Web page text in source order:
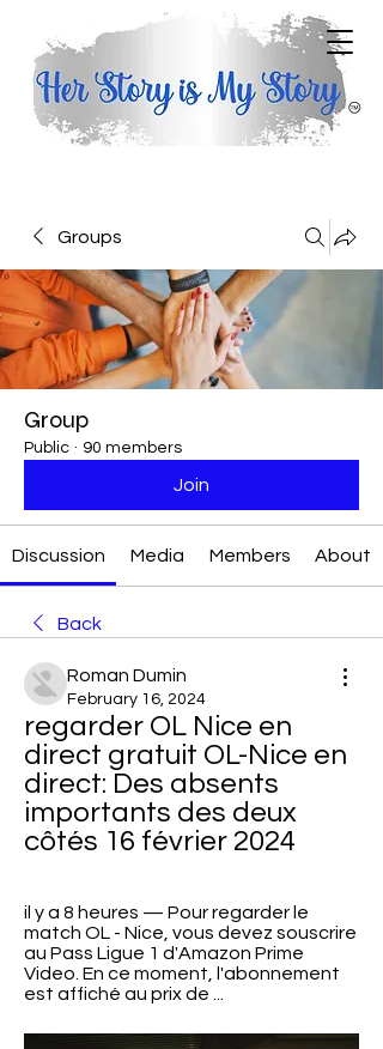
Groups
Group
Public · 90 members
Join
Discussion Media Members About
Back
Roman Dumin
February 16, 2024
regarder OL Nice en
direct gratuit OL-Nice en
direct: Des absents
importants des deux
côtés 16 février 2024
il y a 8 heures — Pour regarder le
match OL - Nice, vous devez souscrire
au Pass Ligue 1 d'Amazon Prime
Video. En ce moment, l'abonnement
est affiché au prix de ...